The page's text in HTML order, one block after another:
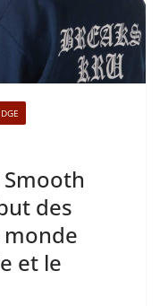
des
monde
et le